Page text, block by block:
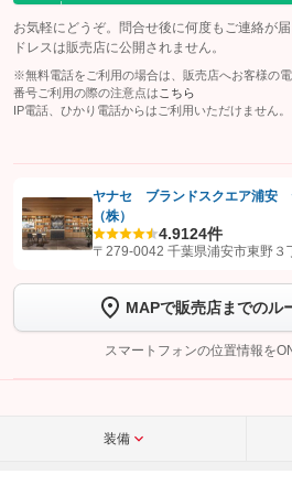
お気軽にどうぞ。問合せ後に何度もご連絡が
ドレスは販売店に公開されません。
※無料電話をご利用の場合は、販売店へお客様の
番号ご利用の際の注意点は こちら
IP電話、ひかり電話からはご利用いただけません。
【STEP1】認証画面でグーネットを友だち追
します
【STEP2】 トーク画面で
完了してください。
こちら
ヤナセ ブランドスクエア浦安
（株）
4.9124件
〒279-0042 千葉県浦安市東野３
MAPで販売店までのル
スマートフォンの位置情報を
装備